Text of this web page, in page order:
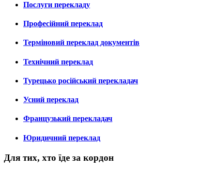
Послуги перекладу
Професійний переклад
Терміновий переклад документів
Технічний переклад
Турецько російський перекладач
Усний переклад
Французький перекладач
Юридичний переклад
Для тих, хто їде за кордон